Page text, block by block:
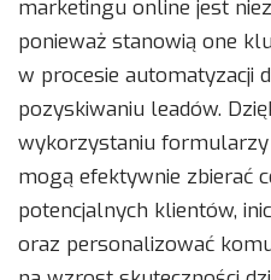
marketingu online jest
ponieważ stanowią one
w procesie automatyzacji
pozyskiwaniu leadów.
wykorzystaniu
mogą efektywnie zbierać
potencjalnych klientów,
oraz personalizować